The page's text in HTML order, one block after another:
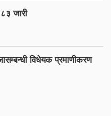
जारी
विधेयक प्रमाणीकरण